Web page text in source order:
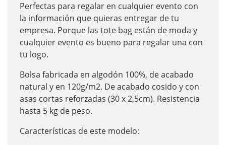
Perfectas para regalar en cualquier evento con
la información que quieras entregar de tu
empresa. Porque las tote bag están de moda y
cualquier evento es bueno para regalar una con
tu logo.
Bolsa fabricada en algodón 100%, de acabado
natural y en 120g/m2. De acabado cosido y con
asas cortas reforzadas (30 x 2,5cm). Resistencia
hasta 5 kg de peso.
Características de este modelo: